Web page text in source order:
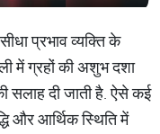
प्रभाव व्यक्ति के
में ग्रहों की अशुभ दशा
सलाह दी जाती है. ऐसे कई
और आर्थिक स्थिति में